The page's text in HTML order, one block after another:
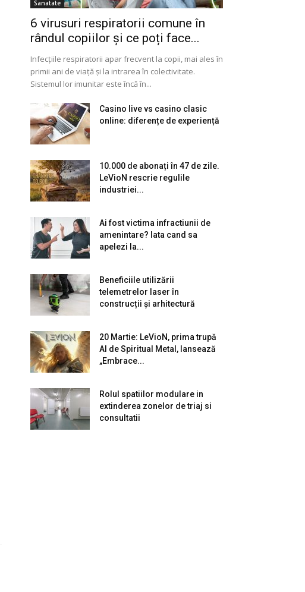
Sanatate
6 virusuri respiratorii comune în
rândul copiilor și ce poți face...
Infecțiile respiratorii apar frecvent la copii, mai ales în
primii ani de viață și la intrarea în colectivitate.
Sistemul lor imunitar este încă în...
Casino live vs casino clasic
online: diferențe de experiență
10.000 de abonați în 47 de zile.
LeVioN rescrie regulile
industriei...
Ai fost victima infractiunii de
amenintare? Iata cand sa
apelezi la...
Beneficiile utilizării
telemetrelor laser în
construcții și arhitectură
20 Martie: LeVioN, prima trupă
AI de Spiritual Metal, lansează
„Embrace...
Rolul spatiilor modulare in
extinderea zonelor de triaj si
consultatii